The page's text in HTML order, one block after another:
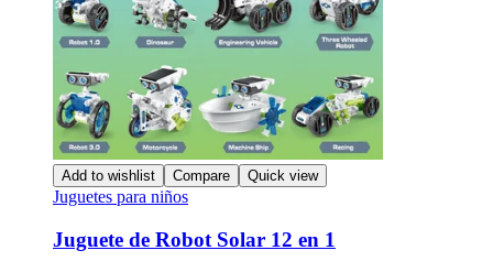
Add to wishlist Compare Quick view
Juguetes para niños
Juguete de Robot Solar 12 en 1